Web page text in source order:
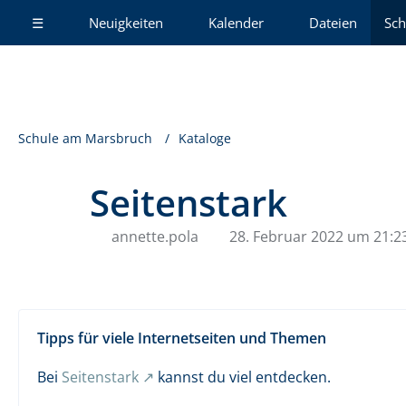
☰ Neuigkeiten Kalender Dateien
Schule am Marsbruch Kataloge
Seitenstark
annette.pola 28. Februar 2022 um
Tipps für viele Internetseiten und Themen
Bei Seitenstark
kannst du viel entdecken.